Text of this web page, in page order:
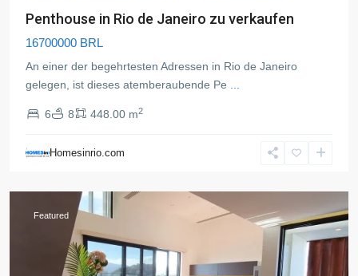
Penthouse in Rio de Janeiro zu verkaufen
16700000 BRL
An einer der begehrtesten Adressen in Rio de Janeiro
gelegen, ist dieses atemberaubende Pe
6 8 448.00 m2
Homesinrio.com
Copacabana ,
de
Featured